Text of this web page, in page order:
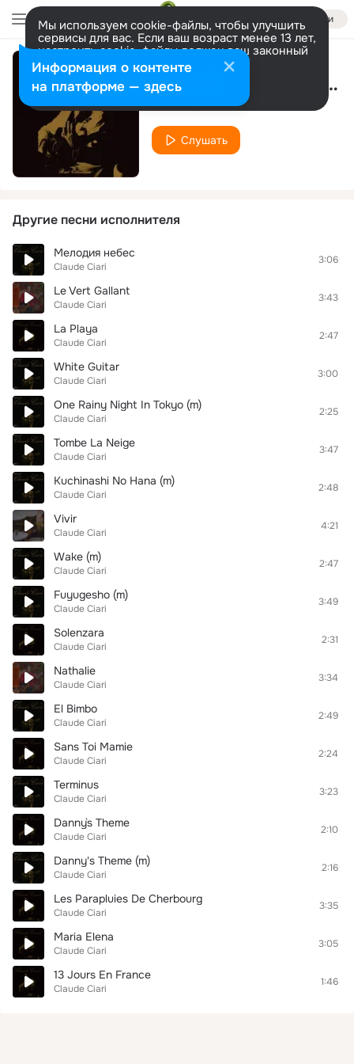
Войти
Мы используем cookie-файлы, чтобы улучшить
сервисы для вас. Если ваш возраст менее 13 лет,
настроить cookie-файлы должен ваш законный
представитель. Больше информации
Разрешить все Настроить Was ich sagen will (The Music Played)
Claude Ciari
Слушать
Другие песни исполнителя
Мелодия небес
Claude Ciari
3:06
Le Vert Gallant
Claude Ciari
3:43
La Playa
Claude Ciari
2:47
White Guitar
Claude Ciari
3:00
One Rainy Night In Tokyo (m)
Claude Ciari
2:25
Tombe La Neige
Claude Ciari
3:47
Kuchinashi No Hana (m)
Claude Ciari
2:48
Vivir
Claude Ciari
4:21
Wake (m)
Claude Ciari
2:47
Fuyugesho (m)
Claude Ciari
3:49
Solenzara
Claude Ciari
2:31
Nathalie
Claude Ciari
3:34
El Bimbo
Claude Ciari
2:49
Sans Toi Mamie
Claude Ciari
2:24
Terminus
Claude Ciari
3:23
Danny`s Theme
Claude Ciari
2:10
Danny's Theme (m)
Claude Ciari
2:16
Les Parapluies De Cherbourg
Claude Ciari
3:35
Maria Elena
Claude Ciari
3:05
13 Jours En France
Claude Ciari
1:46
Информация о контенте
на платформе — здесь